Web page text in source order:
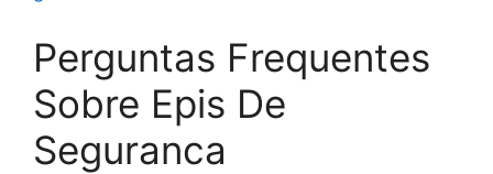
Perguntas Frequentes
Sobre Epis De
Seguranca